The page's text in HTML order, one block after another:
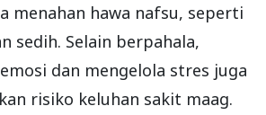
menahan hawa nafsu, seperti
sedih. Selain berpahala,
dan mengelola stres juga
risiko keluhan sakit maag.